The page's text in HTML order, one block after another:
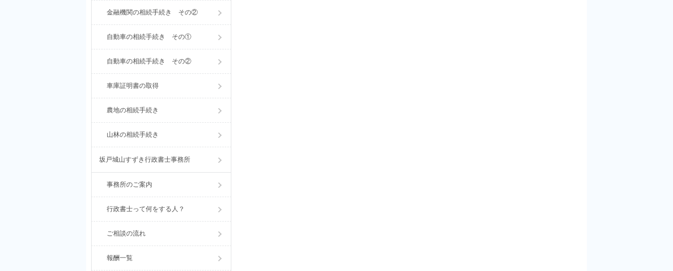
金融機関の相続手続き その②
自動車の相続手続き その①
自動車の相続手続き その②
車庫証明書の取得
農地の相続手続き
山林の相続手続き
坂戸城山すずき行政書士事務所
事務所のご案内
行政書士って何をする人？
ご相談の流れ
報酬一覧